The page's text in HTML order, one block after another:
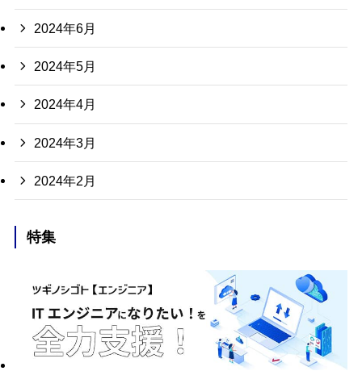
2024年6月
2024年5月
2024年4月
2024年3月
2024年2月
特集